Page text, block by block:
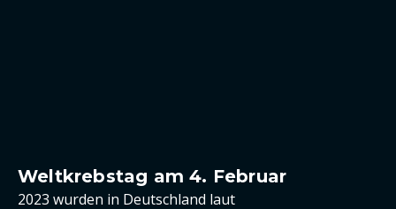
Weltkrebstag am 4. Februar
2023 wurden in Deutschland laut